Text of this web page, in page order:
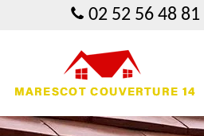
02 52 56 48 81